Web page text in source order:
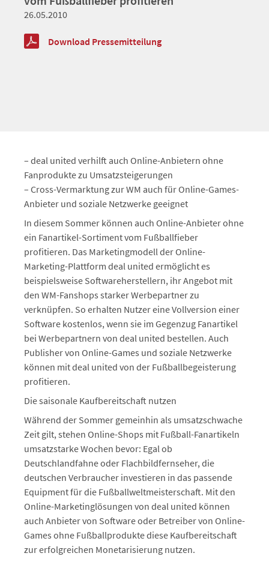
26.05.2010
Download Pressemitteilung
– deal united verhilft auch Online-Anbietern ohne
Fanprodukte zu Umsatzsteigerungen
– Cross-Vermarktung zur WM auch für Online-Games-
Anbieter und soziale Netzwerke geeignet
In diesem Sommer können auch Online-Anbieter ohne
ein Fanartikel-Sortiment vom Fußballfieber
profitieren. Das Marketingmodell der Online-
Marketing-Plattform deal united ermöglicht es
beispielsweise Softwareherstellern, ihr Angebot mit
den WM-Fanshops starker Werbepartner zu
verknüpfen. So erhalten Nutzer eine Vollversion einer
Software kostenlos, wenn sie im Gegenzug Fanartikel
bei Werbepartnern von deal united bestellen. Auch
Publisher von Online-Games und soziale Netzwerke
können mit deal united von der Fußballbegeisterung
profitieren.
Die saisonale Kaufbereitschaft nutzen
Während der Sommer gemeinhin als umsatzschwache
Zeit gilt, stehen Online-Shops mit Fußball-Fanartikeln
umsatzstarke Wochen bevor: Egal ob
Deutschlandfahne oder Flachbildfernseher, die
deutschen Verbraucher investieren in das passende
Equipment für die Fußballweltmeisterschaft. Mit den
Online-Marketinglösungen von deal united können
auch Anbieter von Software oder Betreiber von Online-
Games ohne Fußballprodukte diese Kaufbereitschaft
zur erfolgreichen Monetarisierung nutzen.